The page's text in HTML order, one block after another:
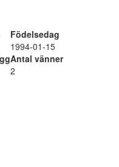
Födelsedag
1994-01-15
Antal vänner
2